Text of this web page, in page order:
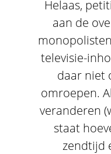
Helaas,
aan de
televisie-
daar niet
omroepen.
veranderen
staat
zendtijd